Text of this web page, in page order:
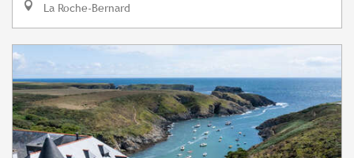
La Roche-Bernard